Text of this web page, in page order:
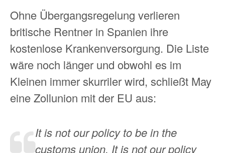
Ohne Übergangsregelung verlieren
britische Rentner in Spanien ihre
kostenlose Krankenversorgung. Die Liste
wäre noch länger und obwohl es im
Kleinen immer skurriler wird, schließt May
eine Zollunion mit der EU aus:
It is not our policy to be in the
customs union. It is not our policy